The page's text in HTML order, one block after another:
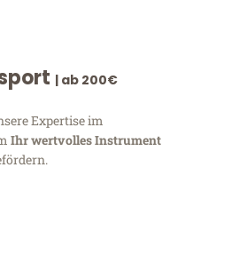
| ab 200€
Expertise im
Ihr wertvolles Instrument